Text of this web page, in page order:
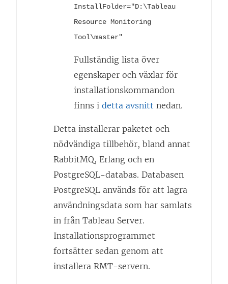
InstallFolder="D:\Tableau
Resource Monitoring
Tool\master"
Fullständig lista över
egenskaper och växlar för
installationskommandon
finns i detta avsnitt nedan.
Detta installerar paketet och
nödvändiga tillbehör, bland annat
RabbitMQ, Erlang och en
PostgreSQL-databas. Databasen
PostgreSQL används för att lagra
användningsdata som har samlats
in från Tableau Server.
Installationsprogrammet
fortsätter sedan genom att
installera RMT-servern.